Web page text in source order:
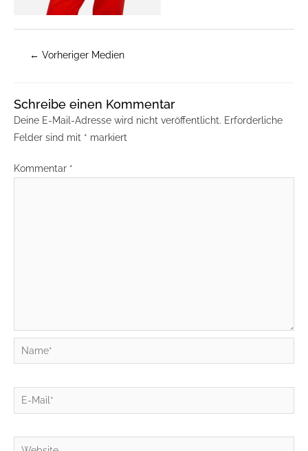
← Vorheriger Medien
Schreibe einen Kommentar
Deine E-Mail-Adresse wird nicht veröffentlicht. Erforderliche
Felder sind mit * markiert
Kommentar *
Name*
E-
Mail*
Website